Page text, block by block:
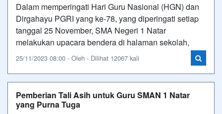
Dalam memperingati Hari Guru Nasional (HGN) dan
Dirgahayu PGRI yang ke-78, yang diperingati setiap
tanggal 25 November, SMA Negeri 1 Natar
melakukan upacara bendera di halaman sekolah,
25/11/2023 08:00 - Oleh - Dilihat 12067 kali
Pemberian Tali Asih untuk Guru SMAN 1 Natar
yang Purna Tuga